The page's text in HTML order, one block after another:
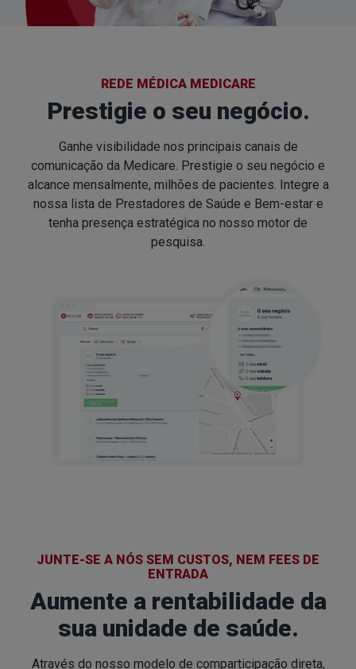
REDE MÉDICA MEDICARE
Prestigie o seu negócio.
Ganhe visibilidade nos principais canais de
comunicação da Medicare. Prestigie o seu negócio e
alcance mensalmente, milhões de pacientes. Integre a
nossa lista de Prestadores de Saúde e Bem-estar e
tenha presença estratégica no nosso motor de
pesquisa.
JUNTE-SE A NÓS SEM CUSTOS, NEM FEES DE
ENTRADA
Aumente a rentabilidade da
sua unidade de saúde.
Através do nosso modelo de comparticipação direta,